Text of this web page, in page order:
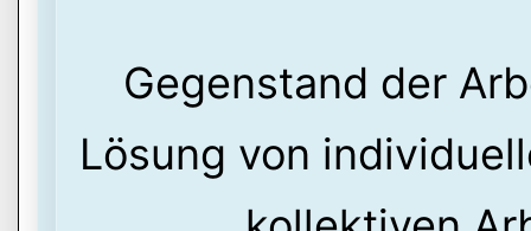
Gegenstand der
Lösung von